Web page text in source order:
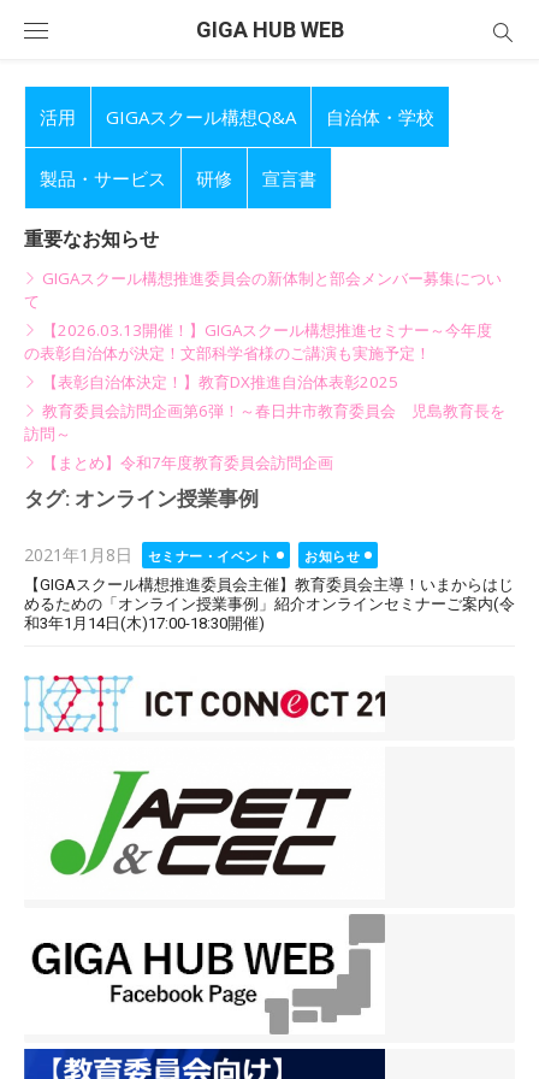
GIGA HUB WEB
活用 GIGAスクール構想Q&A 自治体・学校
製品・サービス 研修 宣言書
重要なお知らせ
GIGAスクール構想推進委員会の新体制と部会メンバー募集につい
て
【2026.03.13開催！】GIGAスクール構想推進セミナー～今年度
の表彰自治体が決定！文部科学省様のご講演も実施予定！
【表彰自治体決定！】教育DX推進自治体表彰2025
教育委員会訪問企画第6弾！～春日井市教育委員会 児島教育長を
訪問～
【まとめ】令和7年度教育委員会訪問企画
タグ: オンライン授業事例
Posted
on
2021年1月8日 セミナー・イベント
お知らせ
【GIGAスクール構想推進委員会主催】教育委員会主導！いまからはじ
めるための「オンライン授業事例」紹介オンラインセミナーご案内(令
和3年1月14日(木)17:00-18:30開催)